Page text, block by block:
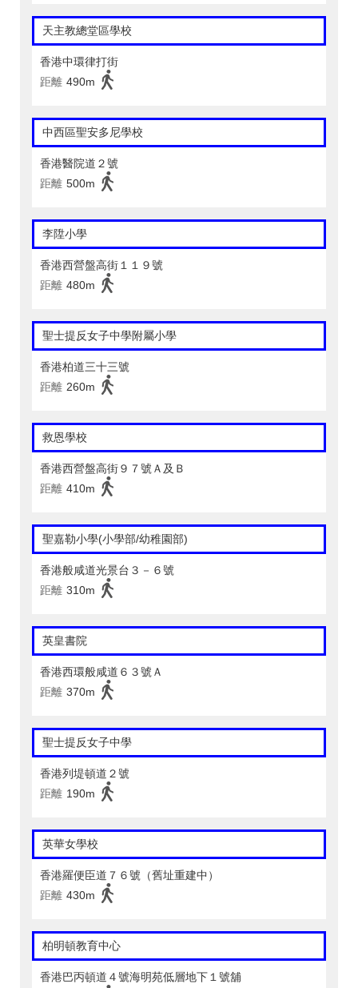
天主教總堂區學校
香港中環律打街
距離 490m
中西區聖安多尼學校
香港醫院道２號
距離 500m
李陞小學
香港西營盤高街１１９號
距離 480m
聖士提反女子中學附屬小學
香港柏道三十三號
距離 260m
救恩學校
香港西營盤高街９７號Ａ及Ｂ
距離 410m
聖嘉勒小學(小學部/幼稚園部)
香港般咸道光景台３－６號
距離 310m
英皇書院
香港西環般咸道６３號Ａ
距離 370m
聖士提反女子中學
香港列堤頓道２號
距離 190m
英華女學校
香港羅便臣道７６號（舊址重建中）
距離 430m
柏明頓教育中心
香港巴丙頓道４號海明苑低層地下１號舖